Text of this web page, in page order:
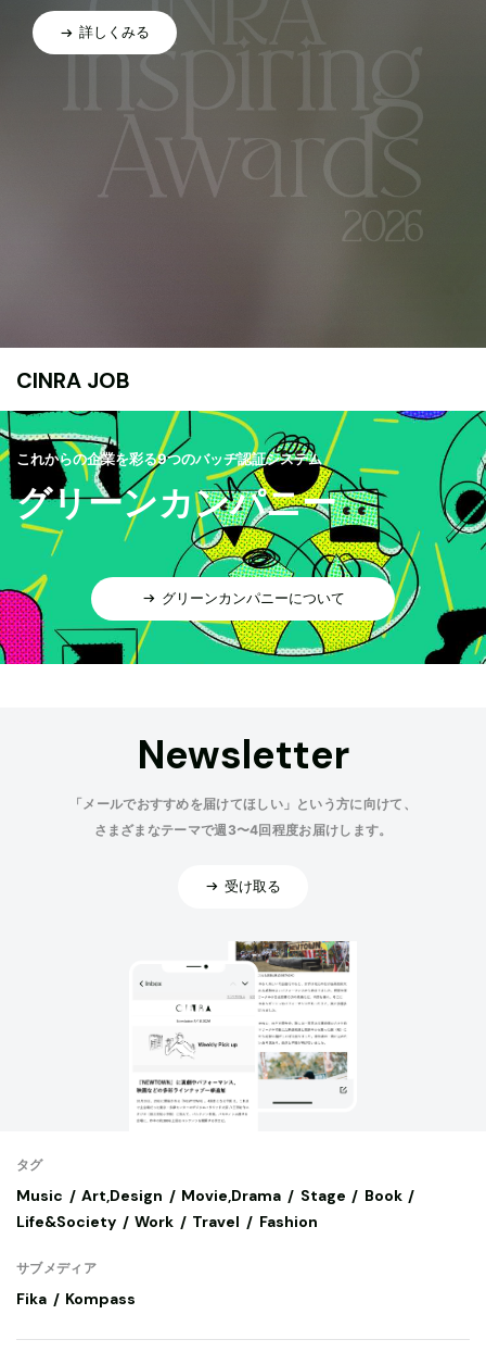
詳しくみる
CINRA JOB
これからの企業を彩る9つのバッヂ認証システム
グリーンカンパニー
グリーンカンパニーについて
Newsletter
「メールでおすすめを届けてほしい」という方に向けて、
さまざまなテーマで週3〜4回程度お届けします。
受け取る
タグ
Music Art,Design Movie,Drama Stage
Book
Life&Society
Work Travel Fashion
サブメディア
Fika Kompass